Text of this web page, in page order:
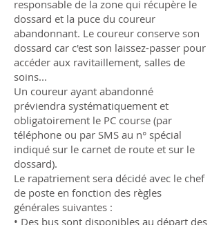
responsable de la zone qui récupère le
dossard et la puce du coureur
abandonnant. Le coureur conserve son
dossard car c'est son laissez-passer pour
accéder aux ravitaillement, salles de
soins...
Un coureur ayant abandonné
préviendra systématiquement et
obligatoirement le PC course (par
téléphone ou par SMS au n° spécial
indiqué sur le carnet de route et sur le
dossard).
Le rapatriement sera décidé avec le chef
de poste en fonction des règles
générales suivantes :
• Des bus sont disponibles au départ des